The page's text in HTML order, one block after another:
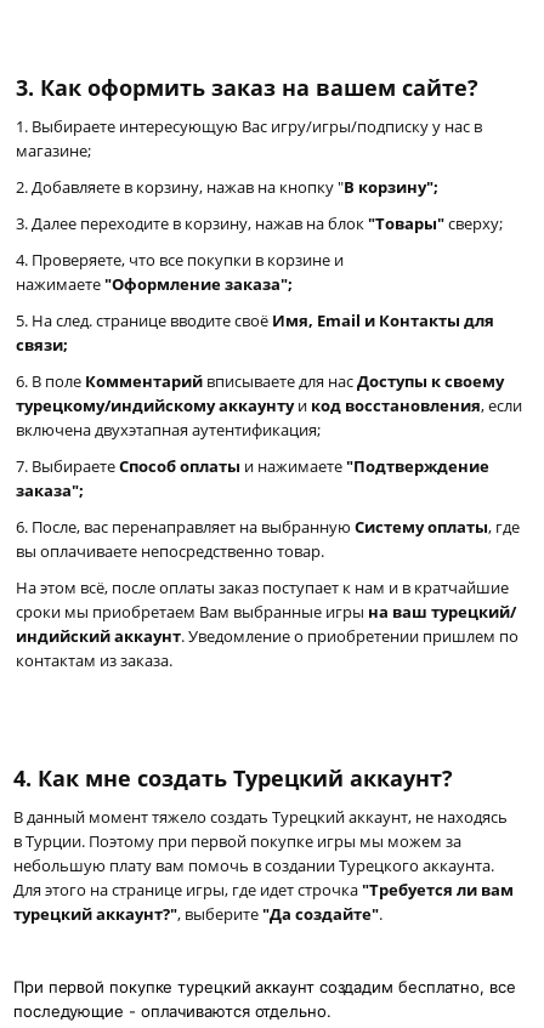
3. Как оформить заказ на вашем сайте?
1. Выбираете интересующую Вас игру/игры/подписку у нас в
магазине;
2. Добавляете в корзину, нажав на кнопку "В корзину";
3. Далее переходите в корзину, нажав на блок"Товары"сверху;
4. Проверяете, что все покупки в корзине и
нажимаете"Оформление заказа";
5. На след. странице вводите своё Имя, Email и Контакты для
связи;
6. В поле Комментарий вписываете для насДоступы к своему
турецкому/индийскому аккаунтуи код восстановления, если
включена двухэтапная аутентификация;
7. ВыбираетеСпособ оплаты и нажимаете"Подтверждение
заказа";
6. После, вас перенаправляет на выбранную Систему оплаты, где
вы оплачиваете непосредственно товар.
На этом всё, после оплаты заказ поступает к нам и в кратчайшие
сроки мы приобретаем Вам выбранные игры на ваш турецкий/
индийский аккаунт. Уведомление о приобретении пришлем по
контактам из заказа.
4. Как мне создать Турецкий аккаунт?
В данный момент тяжело создать Турецкий аккаунт, не находясь
в Турции. Поэтому при первой покупке игры мы можем за
небольшую плату вам помочь в создании Турецкого аккаунта.
Для этого на странице игры, где идет строчка"Требуется ли вам
турецкий аккаунт?", выберите"Да создайте".
При первой покупке турецкий аккаунт создадим бесплатно, все
последующие - оплачиваются отдельно.